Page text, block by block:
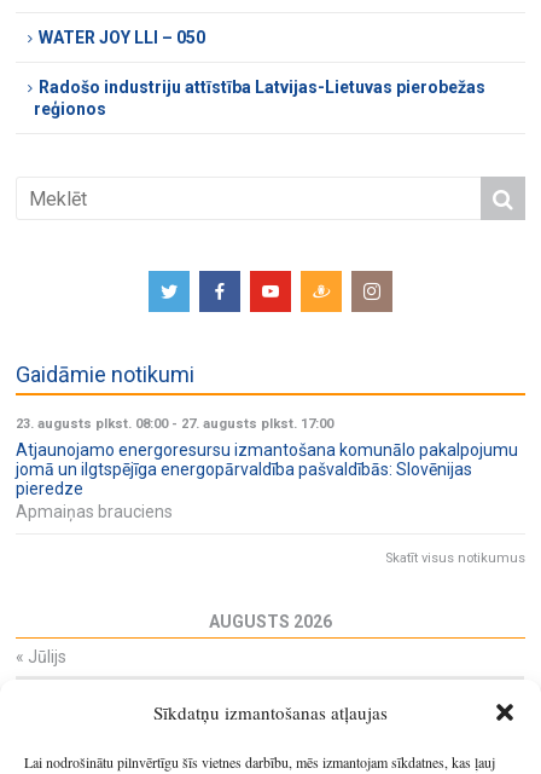
Sīkdatņu izmantošanas atļaujas
Lai nodrošinātu pilnvērtīgu šīs vietnes darbību, mēs izmantojam sīkdatnes, kas ļauj
WATER JOY LLI – 050
Radošo industriju attīstība Latvijas-Lietuvas pierobežas
reģionos
Gaidāmie notikumi
23. augusts plkst. 08:00- 27. augusts plkst. 17:00
Atjaunojamo energoresursu izmantošana komunālo pakalpojumu
jomā un ilgtspējīga energopārvaldība pašvaldībās: Slovēnijas
pieredze
Apmaiņas brauciens
Skatīt visus notikumus
AUGUSTS 2026
« Jūlijs
29 30 31 1